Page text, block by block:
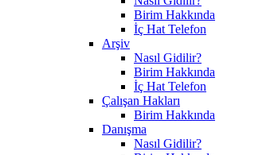
Birim Hakkında
İç Hat Telefon
Arşiv
Nasıl Gidilir?
Birim Hakkında
İç Hat Telefon
Çalışan Hakları
Birim Hakkında
Danışma
Nasıl Gidilir?